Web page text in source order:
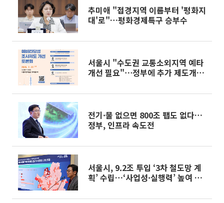
추미애 "접경지역 이름부터 '평화지
대'로"…평화경제특구 승부수
서울시 "수도권 교통소외지역 예타
개선 필요"⋯정부에 추가 제도개선
전기·물 없으면 800조 팹도 없다…
정부, 인프라 속도전
서울시, 9.2조 투입 ‘3차 철도망 계
획’ 수립…‘사업성·실행력’ 높여 조